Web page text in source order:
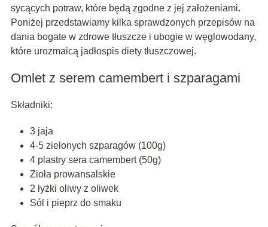
sycących potraw, które będą zgodne z jej założeniami.
Poniżej przedstawiamy kilka sprawdzonych przepisów na
dania bogate w zdrowe tłuszcze i ubogie w węglowodany,
które urozmaicą jadłospis diety tłuszczowej.
Omlet z serem camembert i szparagami
Składniki:
3 jaja
4-5 zielonych szparagów (100g)
4 plastry sera camembert (50g)
Zioła prowansalskie
2 łyżki oliwy z oliwek
Sól i pieprz do smaku